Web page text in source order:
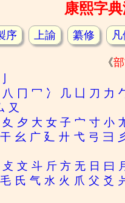
康熙字
序 上諭 纂修 凡
《
八 冂 冖 冫 几 凵 刀 力
又
夊 夕 大 女 子 宀 寸 小
干 幺 广 廴 廾 弋 弓 彐
攴 文 斗 斤 方 无 日 曰
毛 氏 气 水 火 爪 父 爻